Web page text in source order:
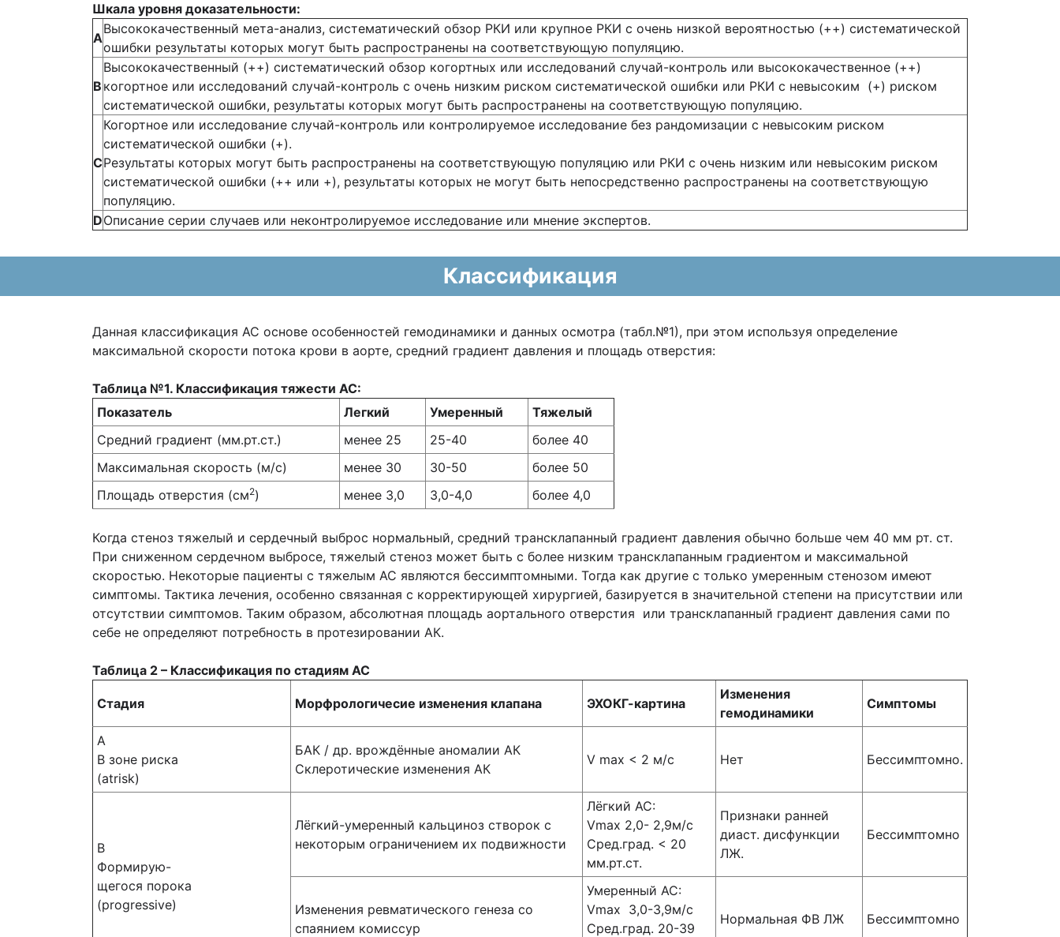
Шкала уровня доказательности:
А
Высококачественный мета-анализ, систематический обзор РКИ или крупное РКИ с очень низкой вероятностью (++) систематической
ошибки результаты которых могут быть распространены на соответствующую популяцию.
В
Высококачественный (++) систематический обзор когортных или исследований случай-контроль или высококачественное (++)
когортное или исследований случай-контроль с очень низким риском систематической ошибки или РКИ с невысоким (+) риском
систематической ошибки, результаты которых могут быть распространены на соответствующую популяцию.
С
Когортное или исследование случай-контроль или контролируемое исследование без рандомизации с невысоким риском
систематической ошибки (+).
Результаты которых могут быть распространены на соответствующую популяцию или РКИ с очень низким или невысоким риском
систематической ошибки (++ или +), результаты которых не могут быть непосредственно распространены на соответствующую
популяцию.
DОписание серии случаев или неконтролируемое исследование или мнение экспертов.
Классификация
Данная классификация АС основе особенностей гемодинамики и данных осмотра (табл.№1), при этом используя определение
максимальной скорости потока крови в аорте, средний градиент давления и площадь отверстия:
Таблица №1. Классификация тяжести АС:
Показатель
Легкий Умеренный
Тяжелый
Средний градиент (мм.рт.ст.)
менее 25 25-40
более 40
Максимальная скорость (м/с)
менее 30 30-50
более 50
Площадь отверстия (см2) менее 3,0 3,0-4,0 более 4,0
Когда стеноз тяжелый и сердечный выброс нормальный, средний трансклапанный градиент давления обычно больше чем 40 мм рт. ст.
При сниженном сердечном выбросе, тяжелый стеноз может быть с более низким трансклапанным градиентом и максимальной
скоростью. Некоторые пациенты с тяжелым АС являются бессимптомными. Тогда как другие с только умеренным стенозом имеют
симптомы. Тактика лечения, особенно связанная с корректирующей хирургией, базируется в значительной степени на присутствии или
отсутствии симптомов. Таким образом, абсолютная площадь аортального отверстия или трансклапанный градиент давления сами по
себе не определяют потребность в протезировании АК.
Таблица 2 – Классификация по стадиям АС
Стадия Морфрологичесие изменения клапана ЭХОКГ-картина
Изменения
гемодинамики
Симптомы
А
В зоне риска
(atrisk)
БАК / др. врождённые аномалии АК
Склеротические изменения АК
V max < 2 м/с Нет Бессимптомно.
В
Формирую-
щегося порока
(progressive)
Лёгкий-умеренный кальциноз створок с
некоторым ограничением их подвижности
Лёгкий АС:
Vmax 2,0- 2,9м/с
Сред.град. < 20
мм.рт.ст.
Признаки ранней
диаст. дисфункции
ЛЖ.
Бессимптомно
Изменения ревматического генеза со
спаянием комиссур
Умеренный АС:
Vmax 3,0-3,9м/с
Сред.град. 20-39
Нормальная ФВ ЛЖ Бессимптомно